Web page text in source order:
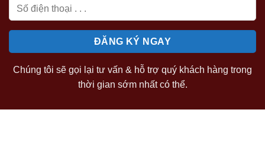
Chúng tôi sẽ gọi lại tư vấn & hỗ trợ quý khách hàng trong
thời gian sớm nhất có thể.